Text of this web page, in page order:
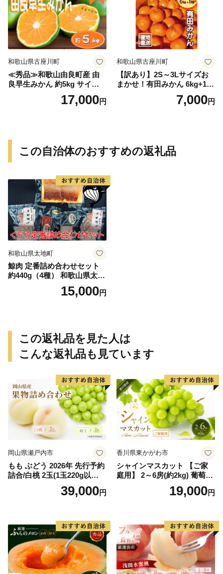
和歌山県古座川町
≪秀品≫和歌山由良町産 由
良早生みかん 約5kg サイズお
まかせ【sml106C】17,000円
和歌山県古座川町
【訳あり】2S～3Lサイズお
まかせ！有田みかん 6kg+1kg
保証分 11月から12月下旬ま
でに順次発送致します。 / 訳
7,000円
この自治体のおすすめの返礼品
和歌山県太地町
鯨肉 定番詰め合わせセット
約440g（4種） 和歌山県太地
町 くじら クジラ 鯨 赤肉 竜
田揚げ ベーコン15,000円
この返礼品を見た人は
こんな返礼品も見ています
岡山県瀬戸内市
もも ぶどう 2026年 先行予約
詰合/白桃 2玉(1玉220g以
上)・シャインマスカット 晴
39,000円
香川県東かがわ市
シャインマスカット 【ご家
庭用】 2～6房(約2kg) 葡萄 ぶ
どう ブドウ フルーツ 果物 く
だもの 果実 旬の果物 旬のフ
19,000円